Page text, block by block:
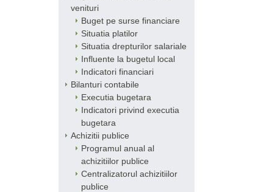
venituri
Buget pe surse financiare
Situatia platilor
Situatia drepturilor salariale
Influente la bugetul local
Indicatori financiari
Bilanturi contabile
Executia bugetara
Indicatori privind executia
bugetara
Achizitii publice
Programul anual al
achizitiilor publice
Centralizatorul achizitiilor
publice